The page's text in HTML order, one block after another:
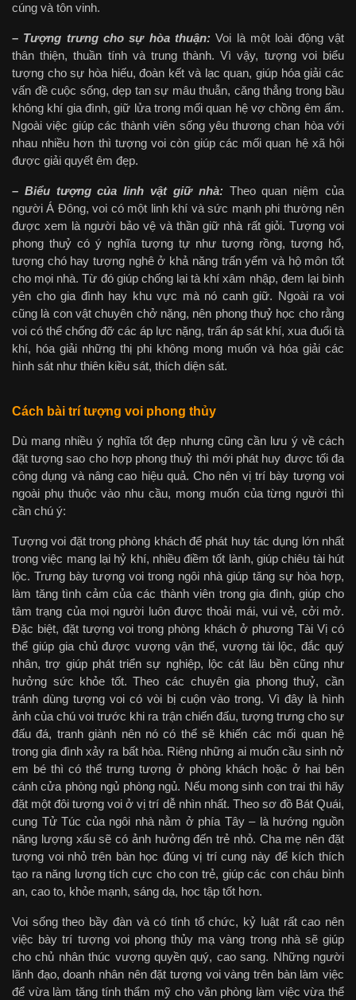
cúng và tôn vinh.
– Tượng trưng cho sự hòa thuận: Voi là một loài động vật
thân thiện, thuần tính và trung thành. Vì vậy, tượng voi biểu
tượng cho sự hòa hiếu, đoàn kết và lạc quan, giúp hóa giải các
vấn đề cuộc sống, dẹp tan sự mâu thuẫn, căng thẳng trong bầu
không khí gia đình, giữ lửa trong mối quan hệ vợ chồng êm ấm.
Ngoài việc giúp các thành viên sống yêu thương chan hòa với
nhau nhiều hơn thì tượng voi còn giúp các mối quan hệ xã hội
được giải quyết êm đẹp.
– Biểu tượng của linh vật giữ nhà: Theo quan niệm của
người Á Đông, voi có một linh khí và sức mạnh phi thường nên
được xem là người bảo vệ và thần giữ nhà rất giỏi. Tượng voi
phong thuỷ có ý nghĩa tượng tự như tượng rồng, tượng hổ,
tượng chó hay tượng nghê ở khả năng trấn yểm và hộ môn tốt
cho mọi nhà. Từ đó giúp chống lại tà khí xâm nhập, đem lại bình
yên cho gia đình hay khu vực mà nó canh giữ. Ngoài ra voi
cũng là con vật chuyên chở nặng, nên phong thuỷ học cho rằng
voi có thể chống đỡ các áp lực nặng, trấn áp sát khí, xua đuổi tà
khí, hóa giải những thị phi không mong muốn và hóa giải các
hình sát như thiên kiều sát, thích diện sát.
Cách bài trí tượng voi phong thủy
Dù mang nhiều ý nghĩa tốt đẹp nhưng cũng cần lưu ý về cách
đặt tượng sao cho hợp phong thuỷ thì mới phát huy được tối đa
công dụng và nâng cao hiệu quả. Cho nên vị trí bày tượng voi
ngoài phụ thuộc vào nhu cầu, mong muốn của từng người thì
cần chú ý:
Tượng voi đặt trong phòng khách để phát huy tác dụng lớn nhất
trong việc mang lại hỷ khí, nhiều điềm tốt lành, giúp chiêu tài hút
lộc. Trưng bày tượng voi trong ngôi nhà giúp tăng sự hòa hợp,
làm tăng tình cảm của các thành viên trong gia đình, giúp cho
tâm trạng của mọi người luôn được thoải mái, vui vẻ, cởi mở.
Đặc biệt, đặt tượng voi trong phòng khách ở phương Tài Vị có
thể giúp gia chủ được vượng vận thế, vượng tài lộc, đắc quý
nhân, trợ giúp phát triển sự nghiệp, lộc cát lâu bền cũng như
hưởng sức khỏe tốt. Theo các chuyên gia phong thuỷ, cần
tránh dùng tượng voi có vòi bị cuộn vào trong. Vì đây là hình
ảnh của chú voi trước khi ra trận chiến đấu, tượng trưng cho sự
đấu đá, tranh giành nên nó có thể sẽ khiến các mối quan hệ
trong gia đình xảy ra bất hòa. Riêng những ai muốn cầu sinh nở
em bé thì có thể trưng tượng ở phòng khách hoặc ở hai bên
cánh cửa phòng ngủ phòng ngủ. Nếu mong sinh con trai thì hãy
đặt một đôi tượng voi ở vị trí dễ nhìn nhất. Theo sơ đồ Bát Quái,
cung Tử Túc của ngôi nhà nằm ở phía Tây – là hướng nguồn
năng lượng xấu sẽ có ảnh hưởng đến trẻ nhỏ. Cha mẹ nên đặt
tượng voi nhỏ trên bàn học đúng vị trí cung này để kích thích
tạo ra năng lượng tích cực cho con trẻ, giúp các con cháu bình
an, cao to, khỏe mạnh, sáng dạ, học tập tốt hơn.
Voi sống theo bầy đàn và có tính tổ chức, kỷ luật rất cao nên
việc bày trí tượng voi phong thủy mạ vàng trong nhà sẽ giúp
cho chủ nhân thúc vượng quyền quý, cao sang. Những người
lãnh đạo, doanh nhân nên đặt tượng voi vàng trên bàn làm việc
để vừa làm tăng tính thẩm mỹ cho văn phòng làm việc vừa thể